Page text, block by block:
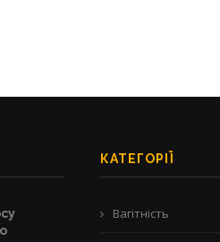
КАТЕГОРІЇ
Вагітність